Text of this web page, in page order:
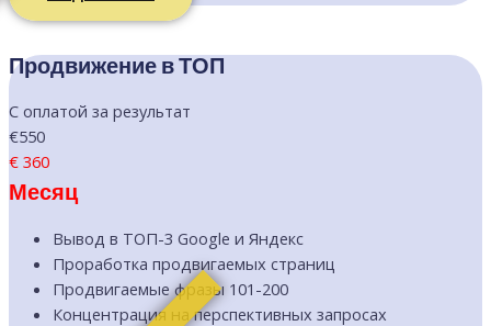
Продвижение в ТОП
С оплатой за результат
€550
€ 360
Месяц
Вывод в ТОП-3 Google и Яндекс
Проработка продвигаемых страниц
Продвигаемые фразы 101-200
Концентрация на перспективных запросах